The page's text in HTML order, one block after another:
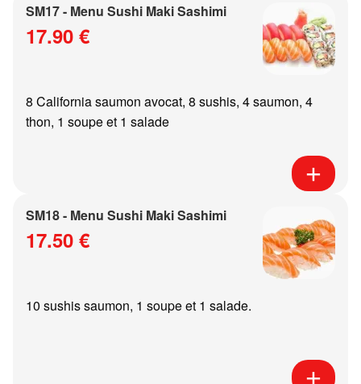
SM17 - Menu Sushi Maki Sashimi
17.90 €
8 California saumon avocat, 8 sushis, 4 saumon, 4
thon, 1 soupe et 1 salade
SM18 - Menu Sushi Maki Sashimi
17.50 €
10 sushis saumon, 1 soupe et 1 salade.